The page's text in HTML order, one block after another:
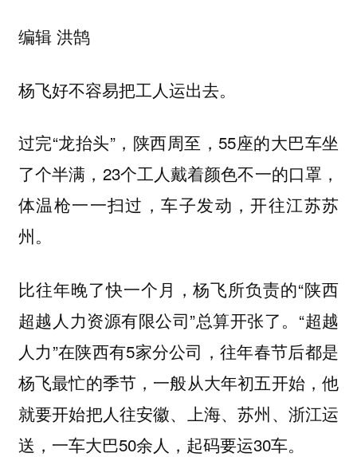
编辑 洪鹄
杨飞好不容易把工人运出去。
过完“龙抬头”，陕西周至，55座的大巴车坐
了个半满，23个工人戴着颜色不一的口罩，
体温枪一一扫过，车子发动，开往江苏苏
州。
比往年晚了快一个月，杨飞所负责的“陕西
超越人力资源有限公司”总算开张了。“超越
人力”在陕西有5家分公司，往年春节后都是
杨飞最忙的季节，一般从大年初五开始，他
就要开始把人往安徽、上海、苏州、浙江运
送，一车大巴50余人，起码要运30车。